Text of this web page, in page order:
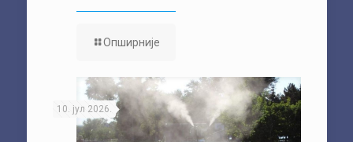
Опширније
10. јул 2026.